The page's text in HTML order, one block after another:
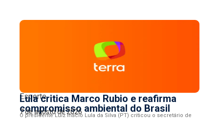
Esporte
Lula critica Marco Rubio e reafirma
compromisso ambiental do Brasil
7 de agosto de 2026
O presidente Luiz Inácio Lula da Silva (PT) criticou o secretário de